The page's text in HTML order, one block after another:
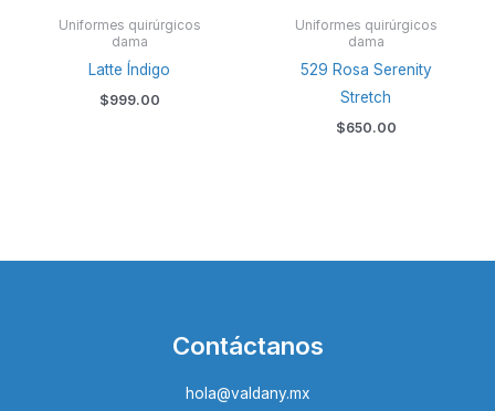
Uniformes quirúrgicos
dama
Latte Índigo
$999.00
Uniformes quirúrgicos
dama
529 Rosa Serenity
Stretch
$650.00
Contáctanos
hola@valdany.mx